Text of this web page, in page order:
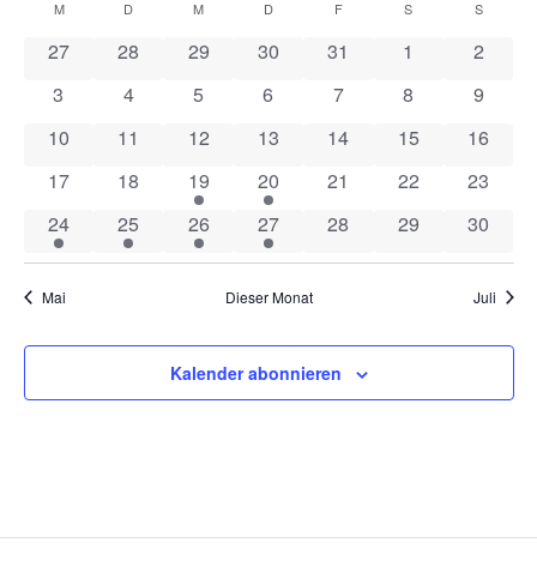
und
wählen.
Kalender
von
Veranstaltungen
M D M D F S S
0 Veranstaltungen
27 0 Veranstaltungen
28 0 Veranstaltungen
29 0 Veranstaltungen
30 0 Veranstaltungen
31 0
1 0
2
0 Veranstaltungen
3 0 Veranstaltungen
4 0 Veranstaltungen
5 0 Veranstaltungen
6 0 Veranstaltungen
7 0
8 0
9
0 Veranstaltungen
10 0 Veranstaltungen
11 0 Veranstaltungen
12 0 Veranstaltungen
13 0 Veranstaltungen
14 0
15 0
16
0 Veranstaltungen
17 0 Veranstaltungen
18 1 Veranstaltung
19 1 Veranstaltung
20 0 Veranstaltungen
21 0
22 0
23
1 Veranstaltung
24 1 Veranstaltung
25 1 Veranstaltung
26 1 Veranstaltung
27 0 Veranstaltungen
28 0
29 0
30
Mai Dieser Monat Juli
Kalender abonnieren